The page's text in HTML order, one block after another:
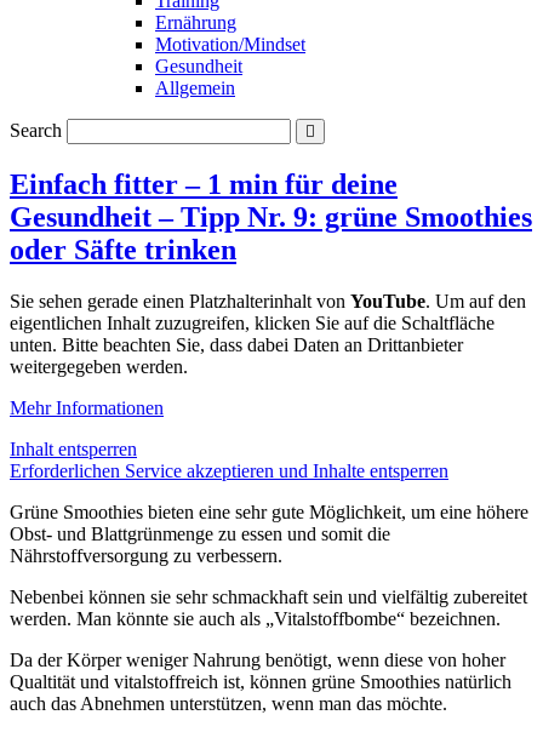
Ernährung
Motivation/Mindset
Gesundheit
Allgemein
Search
Einfach fitter – 1 min für deine
Gesundheit – Tipp Nr. 9: grüne Smoothies
oder Säfte trinken
Sie sehen gerade einen Platzhalterinhalt von YouTube. Um auf den
eigentlichen Inhalt zuzugreifen, klicken Sie auf die Schaltfläche
unten. Bitte beachten Sie, dass dabei Daten an Drittanbieter
weitergegeben werden.
Mehr Informationen
Inhalt entsperren
Erforderlichen Service akzeptieren und Inhalte entsperren
Grüne Smoothies bieten eine sehr gute Möglichkeit, um eine höhere
Obst- und Blattgrünmenge zu essen und somit die
Nährstoffversorgung zu verbessern.
Nebenbei können sie sehr schmackhaft sein und vielfältig zubereitet
werden. Man könnte sie auch als „Vitalstoffbombe“ bezeichnen.
Da der Körper weniger Nahrung benötigt, wenn diese von hoher
Qualtität und vitalstoffreich ist, können grüne Smoothies natürlich
auch das Abnehmen unterstützen, wenn man das möchte.